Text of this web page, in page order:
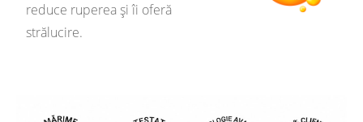
reduce ruperea și îi oferă
strălucire.